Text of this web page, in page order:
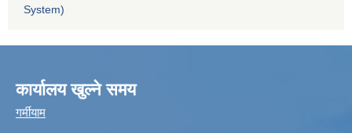
System)
कार्यालय खुल्ने समय
गर्मीयाम